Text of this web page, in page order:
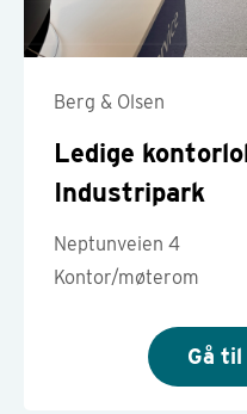
Berg & Olsen
Ledige
Industripark
Neptunveien 4
Kontor/møterom
Gå til